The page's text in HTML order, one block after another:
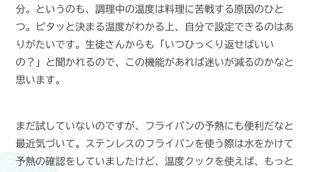
分。というのも、調理中の温度は料理に苦戦する原因のひと
つ。ピタッと決まる温度がわかる上、自分で設定できるのはあ
りがたいです。生徒さんからも「いつひっくり返せばいい
の？」と聞かれるので、この機能があれば迷いが減るのかなと
思います。
まだ試していないのですが、フライパンの予熱にも便利だなと
最近気づいて。ステンレスのフライパンを使う際は水をかけて
予熱の確認をしていましたけど、温度クックを使えば、もっと